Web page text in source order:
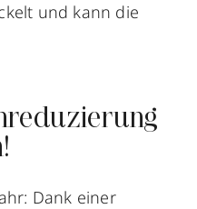
und kann die
Dank einer